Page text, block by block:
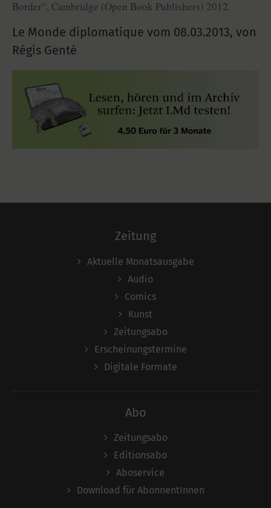
Border“, Cambridge (Open Book Publishers) 2012.
Le Monde diplomatique vom 08.03.2013, von
Régis Genté
Zeitung
Aktuelle Monatsausgabe
Audio
Comics
Kunst
Zeitungsabo
Erscheinungstermine
Digitale Formate
Abo
Zeitungsabo
Editionsabo
Aboservice
Download für AbonnentInnen